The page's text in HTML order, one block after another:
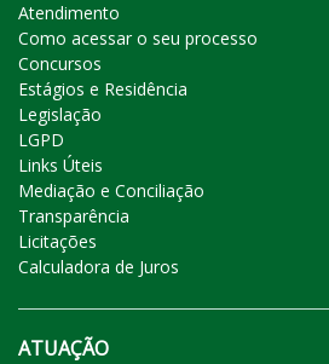
Atendimento
Como acessar o seu processo
Concursos
Estágios e Residência
Legislação
LGPD
Links Úteis
Mediação e Conciliação
Transparência
Licitações
Calculadora de Juros
ATUAÇÃO